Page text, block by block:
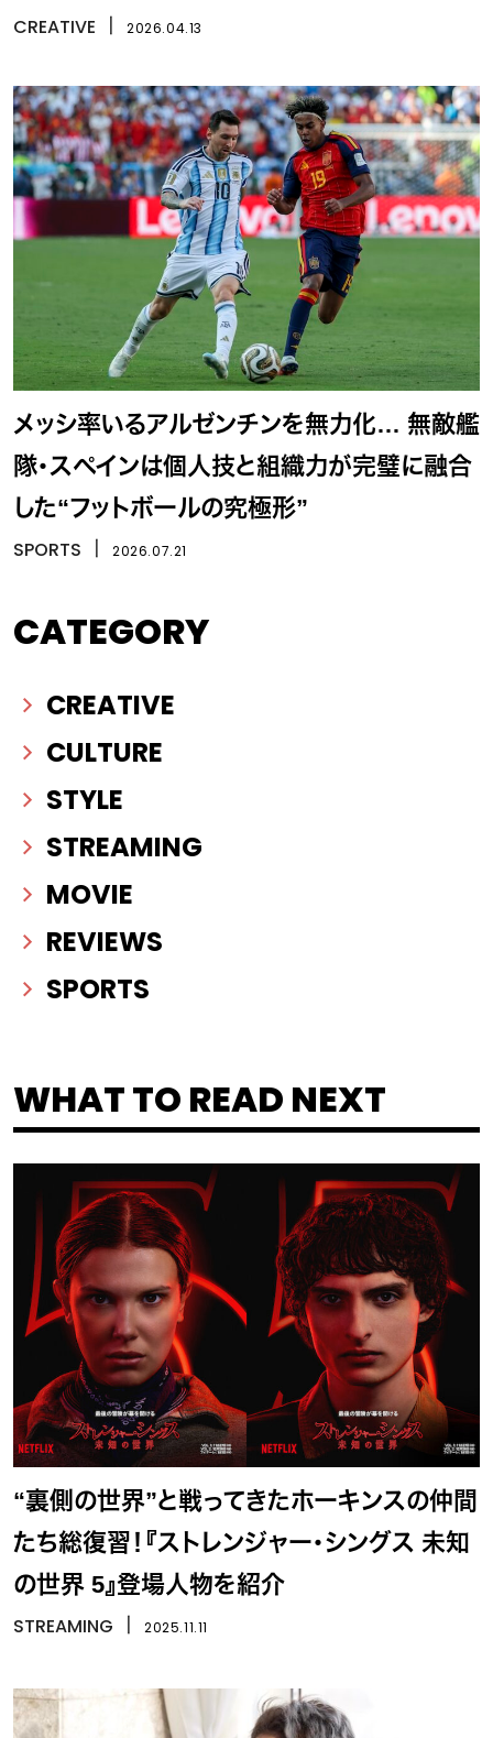
CREATIVE 2026.04.13
メッシ率いるアルゼンチンを無力化… 無敵艦
隊・スペインは個人技と組織力が完璧に融合
した“フットボールの究極形”
SPORTS 2026.07.21
CATEGORY
CREATIVE
CULTURE
STYLE
STREAMING
MOVIE
REVIEWS
SPORTS
WHAT TO READ NEXT
“裏側の世界”と戦ってきたホーキンスの仲間
たち総復習！『ストレンジャー・シングス 未知
の世界 5』登場人物を紹介
STREAMING 2025.11.11